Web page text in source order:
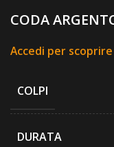
CODA
Accedi per
COLPI
DURATA